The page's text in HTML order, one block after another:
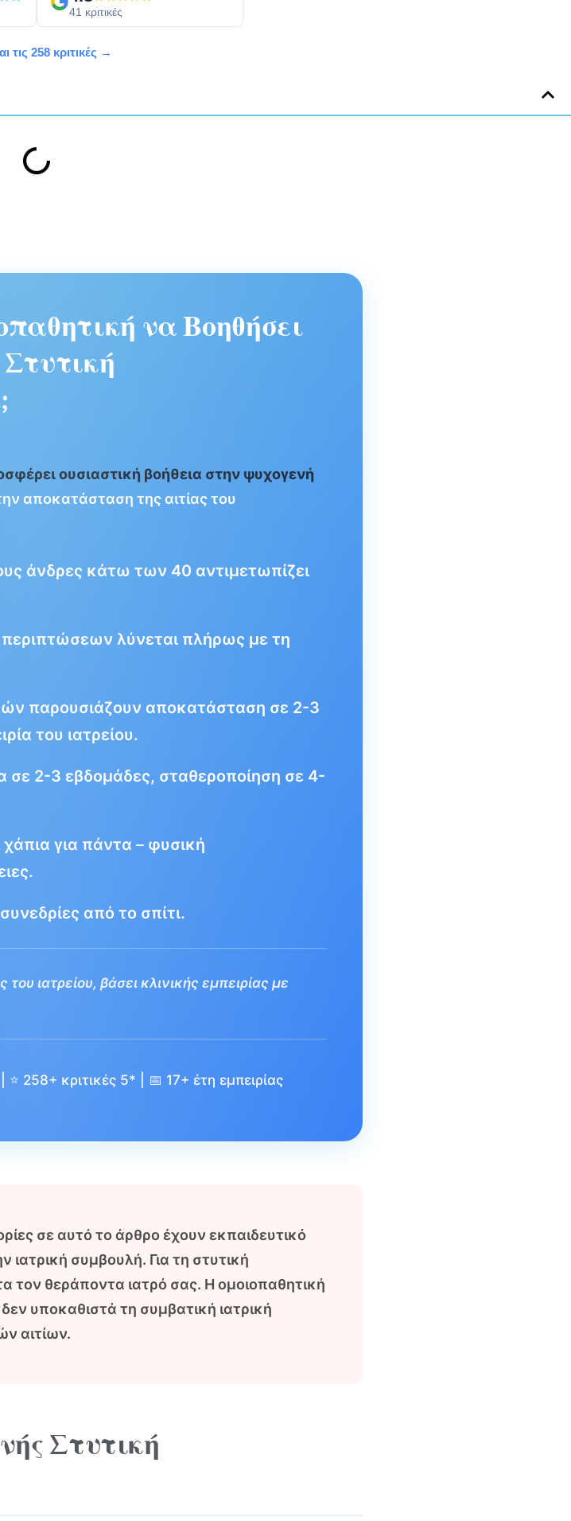
41 κριτικές
τις 258 κριτικές →
να Βοηθήσει
ουσιαστική βοήθεια στην ψυχογενή
αποκατάσταση της αιτίας του
άνδρες κάτω των 40 αντιμετωπίζει
λύνεται πλήρως με τη
παρουσιάζουν αποκατάσταση σε 2-3
του ιατρείου.
2-3 εβδομάδες, σταθεροποίηση σε 4-
χάπια για πάντα – φυσική
από το σπίτι.
ιατρείου, βάσει κλινικής εμπειρίας με
258+ κριτικές 5* | 📅 17+ έτη εμπειρίας
σε αυτό το άρθρο έχουν εκπαιδευτικό
ιατρική συμβουλή. Για τη στυτική
τον θεράποντα ιατρό σας. Η ομοιοπαθητική
υποκαθιστά τη συμβατική ιατρική
αιτίων.
Στυτική